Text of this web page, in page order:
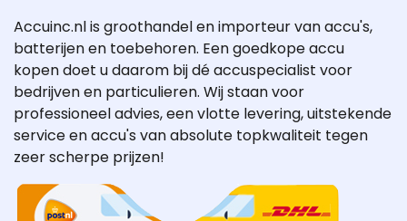
Accuinc.nl is groothandel en importeur van accu's,
batterijen en toebehoren. Een goedkope accu
kopen doet u daarom bij dé accuspecialist voor
bedrijven en particulieren. Wij staan voor
professioneel advies, een vlotte levering, uitstekende
service en accu's van absolute topkwaliteit tegen
zeer scherpe prijzen!